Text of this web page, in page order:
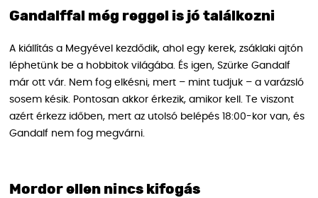
Gandalffal még reggel is jó találkozni
A kiállítás a Megyével kezdődik, ahol egy kerek, zsáklaki ajtón
léphetünk be a hobbitok világába. És igen, Szürke Gandalf
már ott vár. Nem fog elkésni, mert – mint tudjuk – a varázsló
sosem késik. Pontosan akkor érkezik, amikor kell. Te viszont
azért érkezz időben, mert az utolsó belépés 18:00-kor van, és
Gandalf nem fog megvárni.
Mordor ellen nincs kifogás